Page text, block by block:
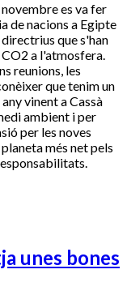
es va fer
de nacions a Egipte
que s'han
a l'atmosfera.
reunions, les
que tenim un
vinent a Cassà
ambient i per
per les noves
més net pels
unes bones